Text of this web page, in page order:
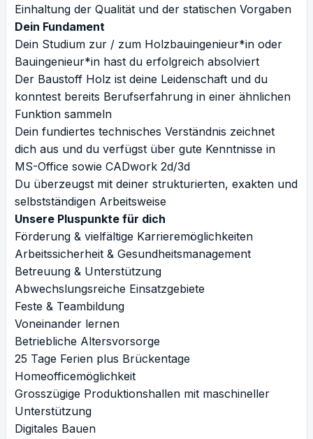
Einhaltung der Qualität und der statischen Vorgaben
Dein Fundament
Dein Studium zur / zum Holzbauingenieur*in oder
Bauingenieur*in hast du erfolgreich absolviert
Der Baustoff Holz ist deine Leidenschaft und du
konntest bereits Berufserfahrung in einer ähnlichen
Funktion sammeln
Dein fundiertes technisches Verständnis zeichnet
dich aus und du verfügst über gute Kenntnisse in
MS-Office sowie CADwork 2d/3d
Du überzeugst mit deiner strukturierten, exakten und
selbstständigen Arbeitsweise
Unsere Pluspunkte für dich
Förderung & vielfältige Karrieremöglichkeiten
Arbeitssicherheit & Gesundheitsmanagement
Betreuung & Unterstützung
Abwechslungsreiche Einsatzgebiete
Feste & Teambildung
Voneinander lernen
Betriebliche Altersvorsorge
25 Tage Ferien plus Brückentage
Homeofficemöglichkeit
Grosszügige Produktionshallen mit maschineller
Unterstützung
Digitales Bauen